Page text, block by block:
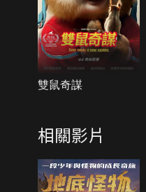
雙鼠奇謀
相關影片